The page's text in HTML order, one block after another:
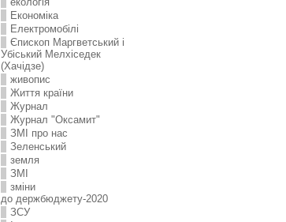
Економіка
Електромобілі
Єпископ Маргветський і
Убіський Мелхіседек
(Хачідзе)
живопис
Життя країни
Журнал
Журнал "Оксамит"
ЗMI про нас
Зеленський
земля
ЗМІ
зміни
до держбюджету-2020
ЗСУ